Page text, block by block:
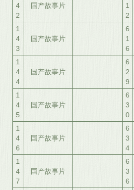
4
2
国产故事片
1
2
1
4
3
国产故事片
6
1
6
1
4
4
国产故事片
6
2
9
1
4
5
国产故事片
6
3
0
1
4
6
国产故事片
6
3
4
1
4
7
国产故事片
6
3
6